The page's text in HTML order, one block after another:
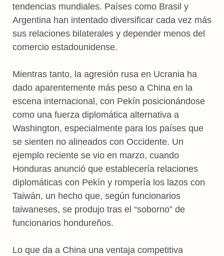
tendencias mundiales. Países como Brasil y
Argentina han intentado diversificar cada vez más
sus relaciones bilaterales y depender menos del
comercio estadounidense.
Mientras tanto, la agresión rusa en Ucrania ha
dado aparentemente más peso a China en la
escena internacional, con Pekín posicionándose
como una fuerza diplomática alternativa a
Washington, especialmente para los países que
se sienten no alineados con Occidente. Un
ejemplo reciente se vio en marzo, cuando
Honduras anunció que establecería relaciones
diplomáticas con Pekín y rompería los lazos con
Taiwán, un hecho que, según funcionarios
taiwaneses, se produjo tras el “soborno” de
funcionarios hondureños.
Lo que da a China una ventaja competitiva